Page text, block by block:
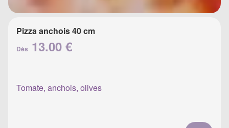
Pizza anchois 40 cm
Dès 13.00 €
Tomate, anchois, olives